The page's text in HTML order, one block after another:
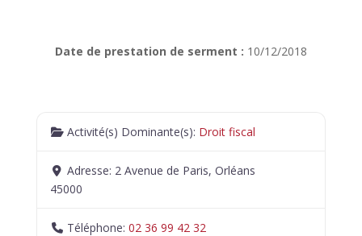
Date de prestation de serment : 10/12/2018
Activité(s) Dominante(s): Droit fiscal
Adresse: 2 Avenue de Paris, Orléans
45000
Téléphone:02 36 99 42 32